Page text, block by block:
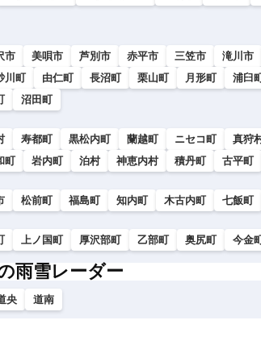
市 美唄市 芦別市 赤平市 三笠市 滝川市
川町 由仁町 長沼町 栗山町 月形町 浦臼
沼田町
寿都町 黒松内町 蘭越町 ニセコ町 真狩
町 岩内町 泊村 神恵内村 積丹町 古平町
松前町 福島町 知内町 木古内町 七飯町
上ノ国町 厚沢部町 乙部町 奥尻町 今金
雨雪レーダー
央 道南